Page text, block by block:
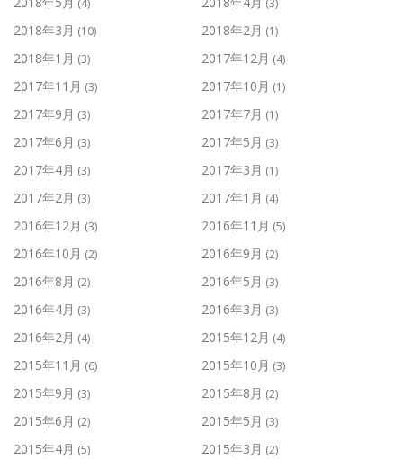
(4) (3)
2018年3月 (10) 2018年2月 (1)
2018年1月 (3) 2017年12月 (4)
2017年11月 (3) 2017年10月 (1)
2017年9月 (3) 2017年7月 (1)
2017年6月 (3) 2017年5月 (3)
2017年4月 (3) 2017年3月 (1)
2017年2月 (3) 2017年1月 (4)
2016年12月 (3) 2016年11月 (5)
2016年10月 (2) 2016年9月 (2)
2016年8月 (2) 2016年5月 (3)
2016年4月 (3) 2016年3月 (3)
2016年2月 (4) 2015年12月 (4)
2015年11月 (6) 2015年10月 (3)
2015年9月 (3) 2015年8月 (2)
2015年6月 (2) 2015年5月 (3)
2015年4月 (5) 2015年3月 (2)